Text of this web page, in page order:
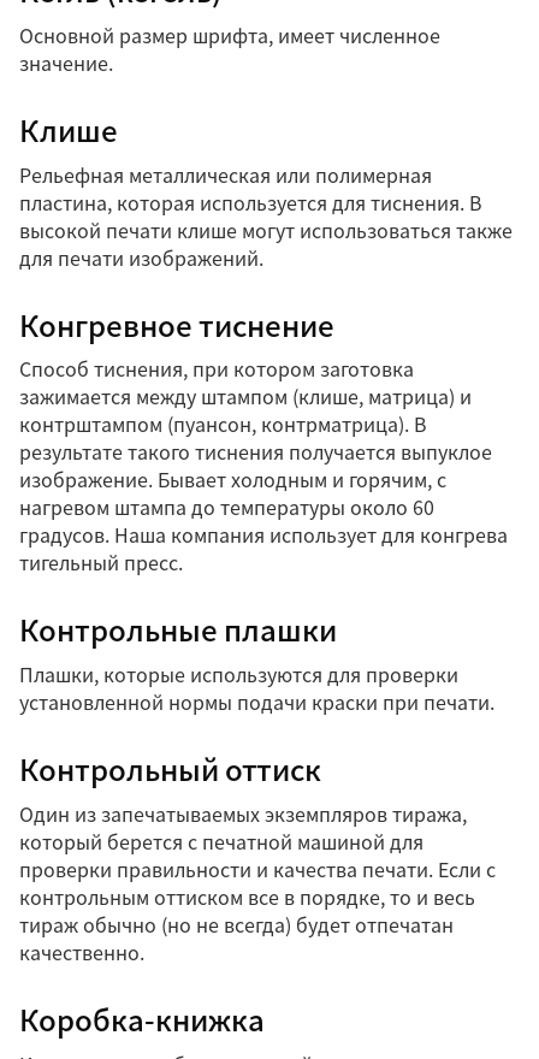
Основной размер шрифта, имеет численное
значение.
Клише
Рельефная металлическая или полимерная
пластина, которая используется для тиснения. В
высокой печати клише могут использоваться также
для печати изображений.
Конгревное тиснение
Способ тиснения, при котором заготовка
зажимается между штампом (клише, матрица) и
контрштампом (пуансон, контрматрица). В
результате такого тиснения получается выпуклое
изображение. Бывает холодным и горячим, с
нагревом штампа до температуры около 60
градусов. Наша компания использует для конгрева
тигельный пресс.
Контрольные плашки
Плашки, которые используются для проверки
установленной нормы подачи краски при печати.
Контрольный оттиск
Один из запечатываемых экземпляров тиража,
который берется с печатной машиной для
проверки правильности и качества печати. Если с
контрольным оттиском все в порядке, то и весь
тираж обычно (но не всегда) будет отпечатан
качественно.
Коробка-книжка